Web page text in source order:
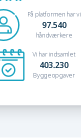
På platformen har vi
97.540
håndværkere
Vi har indsamlet
403.230
Byggeopgaver